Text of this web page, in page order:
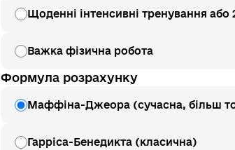
Щоденні інтенсивні тренування або
Важка фізична робота
Формула розрахунку
Маффіна-Джеора (сучасна, більш
Гарріса-Бенедикта (класична)